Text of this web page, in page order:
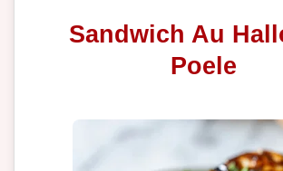
Sandwich Au
Poele